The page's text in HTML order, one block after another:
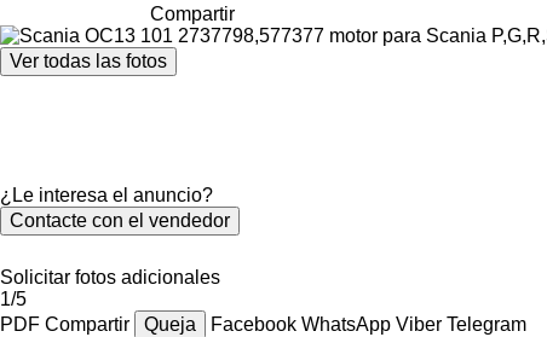
Compartir
Ver todas las fotos
¿Le interesa el anuncio?
Contacte con el vendedor
Solicitar fotos adicionales
1/5
PDF Compartir Queja Facebook WhatsApp Viber Telegram